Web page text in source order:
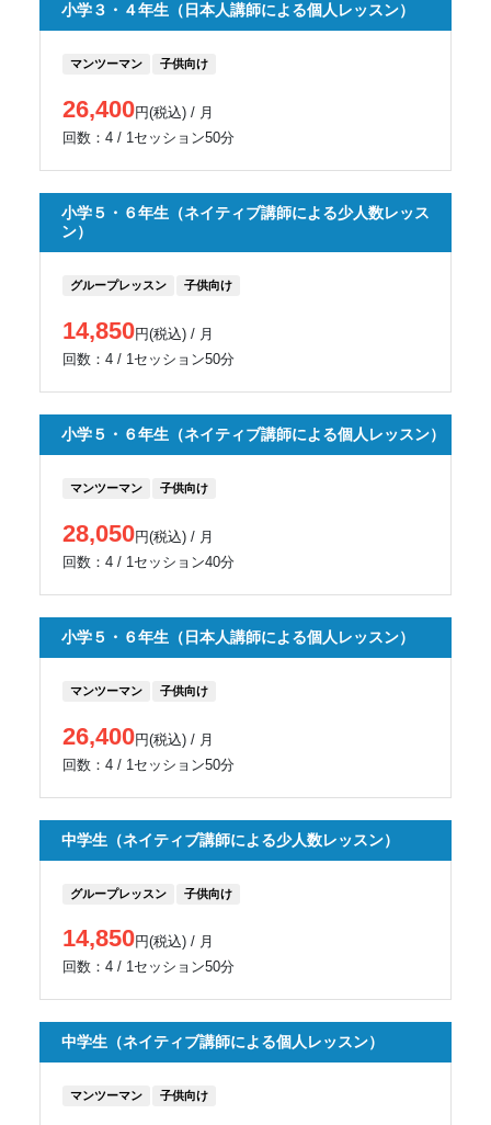
小学３・４年生（日本人講師による個人レッスン）
マンツーマン 子供向け
26,400円(税込) / 月
回数：4 / 1セッション50分
小学５・６年生（ネイティブ講師による少人数レッス
ン）
グループレッスン 子供向け
14,850円(税込) / 月
回数：4 / 1セッション50分
小学５・６年生（ネイティブ講師による個人レッスン）
マンツーマン 子供向け
28,050円(税込) / 月
回数：4 / 1セッション40分
小学５・６年生（日本人講師による個人レッスン）
マンツーマン 子供向け
26,400円(税込) / 月
回数：4 / 1セッション50分
中学生（ネイティブ講師による少人数レッスン）
グループレッスン 子供向け
14,850円(税込) / 月
回数：4 / 1セッション50分
中学生（ネイティブ講師による個人レッスン）
マンツーマン 子供向け